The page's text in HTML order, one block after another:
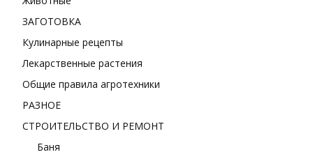
ЗАГОТОВКА
Кулинарные рецепты
Лекарственные растения
Общие правила агротехники
РАЗНОЕ
СТРОИТЕЛЬСТВО И РЕМОНТ
Баня